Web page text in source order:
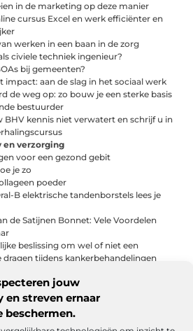
jouw
en streven ernaar
beschermen.
in de marketing op deze manier
cursus Excel en werk efficiënter en
werken in een baan in de zorg
civiele techniek ingenieur?
bij gemeenten?
impact: aan de slag in het sociaal werk
de weg op: zo bouw je een sterke basis
bestuurder
BHV kennis niet verwatert en schrijf u in
en verzorging
voor een gezond gebit
je zo
poeder
B elektrische tandenborstels lees je
de Satijnen Bonnet: Vele Voordelen
beslissing om wel of niet een
dragen tijdens kankerbehandelingen
haarervaring bij de kapper in Delft
– Pedicure Ommen
kapsel voor het schoolbal als kapsalon